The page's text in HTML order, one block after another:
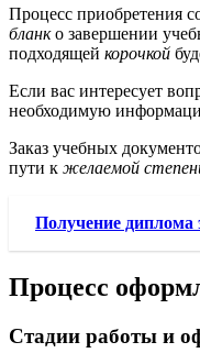
Процесс приобретения
бланко завершении
подходящей корочкой
Если вас интересует
необходимую
Заказ учебных
пути к желаемой
Получение диплома
Процесс
Стадии работы и